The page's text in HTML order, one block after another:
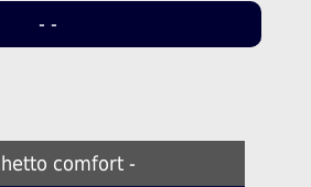
- -
comfort -